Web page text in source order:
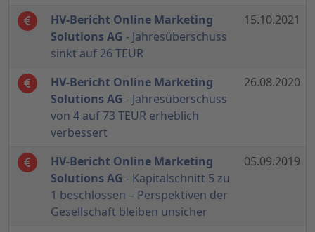
HV-Bericht Online Marketing
Solutions AG - Jahresüberschuss
sinkt auf 26 TEUR
15.10.2021
HV-Bericht Online Marketing
Solutions AG - Jahresüberschuss
von 4 auf 73 TEUR erheblich
verbessert
26.08.2020
HV-Bericht Online Marketing
Solutions AG - Kapitalschnitt 5 zu
1 beschlossen – Perspektiven der
Gesellschaft bleiben unsicher
05.09.2019